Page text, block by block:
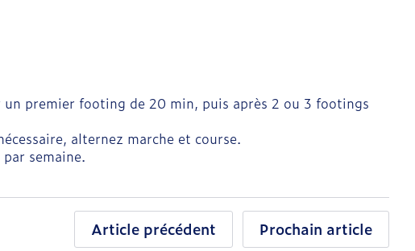
premier footing de 20 min, puis après 2 ou 3 footings
alternez marche et course.
semaine.
Article précédent Prochain article